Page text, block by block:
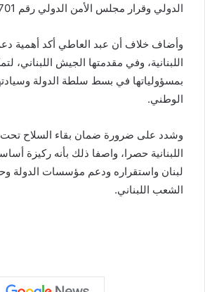
الدولي وقرار مجلس الأمن الدولي رقم 1701.
وأضاف خلاف أن عبد العاطي أكد أهمية
اللبنانية، وفي مقدمتها الجيش اللبناني،
بمسؤولياتها في بسط سلطة الدولة
الوطني.
وشدد على ضرورة ضمان بقاء السلاح تحت
اللبنانية حصرا، واصفا ذلك بأنه ركيزة
لبنان واستقراره ودعم مؤسسات الدولة
الشعب اللبناني.